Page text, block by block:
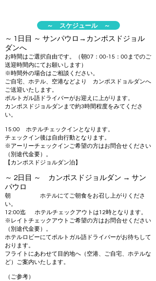
～ 1日目 ～ サンパウロ→カンポスドジョル
ダンへ
お時間はご選択自由です。（朝07：00-15：00までのご
送迎時間内にてお願いします）
※時間外の場合はご相談ください。
ご自宅、ホテル、空港などより カンポスドョルダンへ
ご送迎いたします。
ポルトガル語ドライバーがお迎えに上がります。
カンポスドジョルダンまで約3時間程度をみてくださ
い。
15:00 ホテルチェックインとなります。
チェックイン後は自由行動となります。
※アーリーチェックインご希望の方はお問合せください
（別途代金要）。
【カンポスドジョルダン泊】
～ 2 日目 ～ カンポスドジョルダン → サン
パウロ
朝 ホテルにてご朝食をお召し上がりくださ
い。
12:00迄 ホテルチェックアウトは12時となります。
※レイトチェックアウトご希望の方はお問合せください
（別途代金要）。
ホテルロビーにてポルトガル語ドライバーがお待ちして
おります。
フライトにあわせて目的地へ（空港、ご自宅、ホテルな
ど）ご案内いたします。
（ご参考）
～ スケジュール ～